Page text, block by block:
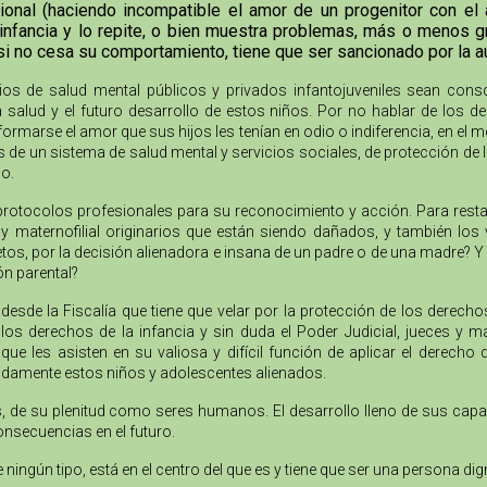
(haciendo incompatible el amor de un progenitor con
y lo repite, o bien muestra problemas, más o menos
no cesa su comportamiento, tiene que ser sancionado por la
de salud mental públicos y privados infantojuveniles sean
y el futuro desarrollo de estos niños. Por no hablar de los
el amor que sus hijos les tenían en odio o indiferencia, en el
un sistema de salud mental y servicios sociales, de protección de
profesionales para su reconocimiento y acción. Para
maternofilial originarios que están siendo dañados, y también
por la decisión alienadora e insana de un padre o de una madre?
parental?
la Fiscalía que tiene que velar por la protección de los
derechos de la infancia y sin duda el Poder Judicial, jueces y
les asisten en su valiosa y difícil función de aplicar el derecho
estos niños y adolescentes alienados.
su plenitud como seres humanos. El desarrollo lleno de sus
en el futuro.
tipo, está en el centro del que es y tiene que ser una persona